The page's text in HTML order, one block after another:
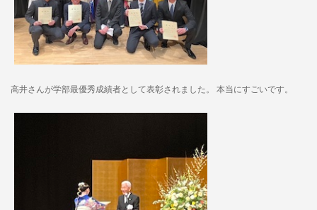
高井さんが学部最優秀成績者として表彰されました。 本当にすごいです。